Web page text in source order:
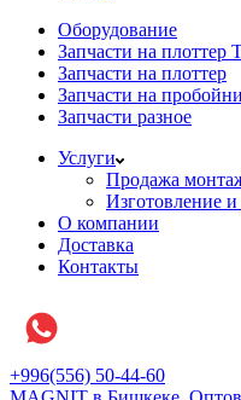
Оборудование
Запчасти на плоттер
Запчасти на плоттер
Запчасти на
Запчасти разное
Услуги
Продажа
Изготовление
О компании
Доставка
Контакты
+996(556) 50-44-60